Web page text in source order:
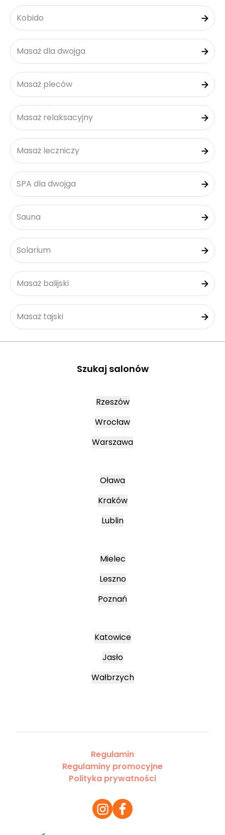
Kobido
Masaż dla dwojga
Masaż pleców
Masaż relaksacyjny
Masaż leczniczy
SPA dla dwojga
Sauna
Solarium
Masaż balijski
Masaż tajski
Szukaj salonów
Rzeszów
Wrocław
Warszawa
Oława
Kraków
Lublin
Mielec
Leszno
Poznań
Katowice
Jasło
Wałbrzych
Regulamin
Regulaminy promocyjne
Polityka prywatności